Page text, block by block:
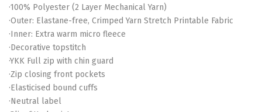
·100% Polyester (2 Layer Mechanical Yarn)
·Outer: Elastane-free, Crimped Yarn Stretch Printable Fabric
·Inner: Extra warm micro fleece
·Decorative topstitch
·YKK Full zip with chin guard
·Zip closing front pockets
·Elasticised bound cuffs
·Neutral label